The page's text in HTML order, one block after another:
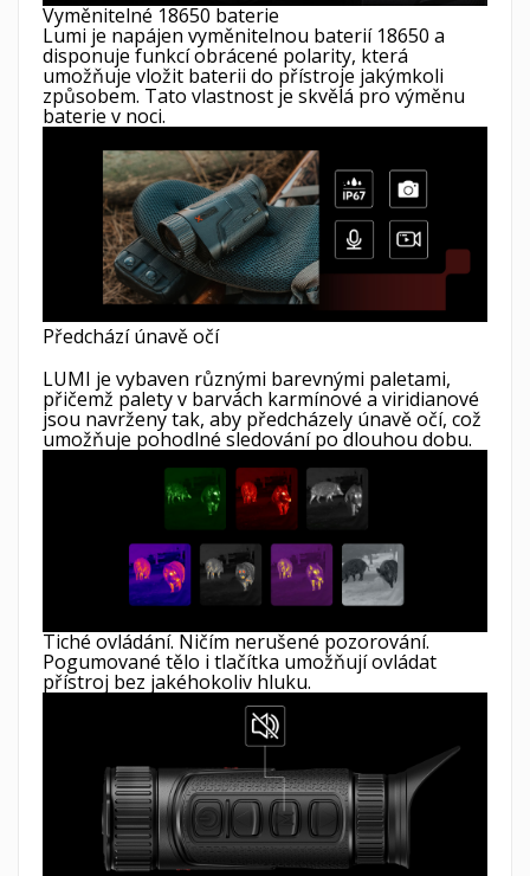
Vyměnitelné 18650 baterie
Lumi je napájen vyměnitelnou baterií 18650 a
disponuje funkcí obrácené polarity, která
umožňuje vložit baterii do přístroje jakýmkoli
způsobem. Tato vlastnost je skvělá pro výměnu
baterie v noci.
Předchází únavě očí
LUMI je vybaven různými barevnými paletami,
přičemž palety v barvách karmínové a viridianové
jsou navrženy tak, aby předcházely únavě očí, což
umožňuje pohodlné sledování po dlouhou dobu.
Tiché ovládání. Ničím nerušené pozorování.
Pogumované tělo i tlačítka umožňují ovládat
přístroj bez jakéhokoliv hluku.